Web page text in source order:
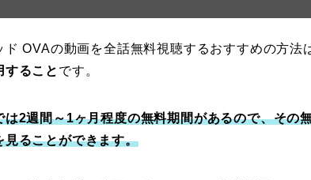
OVAの動画を全話無料視聴するおすすめの方法
すること です。
は2週間～1ヶ月程度の無料期間があるので、その
見ることができます。